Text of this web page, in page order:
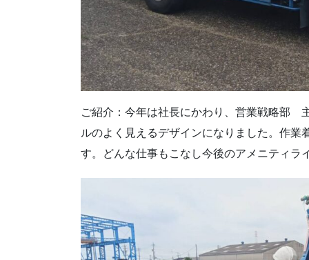
ご紹介：今年は社長にかわり、営業戦略部
ルのよく見えるデザインになりました。作業
す。どんな仕事もこなし今後のアメニティ